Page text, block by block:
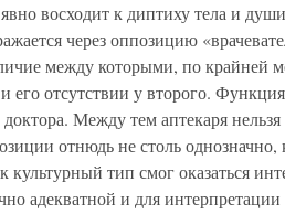
восходит к диптиху тела и
через оппозицию
между которыми, по крайней
его отсутствии у второго.
Между тем аптекаря
отнюдь не столь
тип смог оказаться
адекватной и для